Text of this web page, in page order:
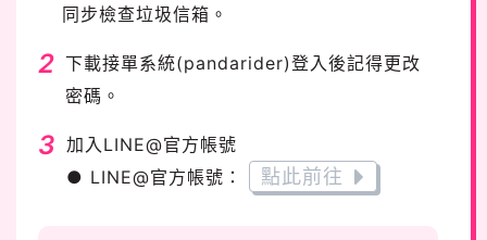
同步檢查垃圾信箱。
2 下載接單系統(pandarider)登入後記得更改
密碼。
3 加入LINE@官方帳號
● LINE@官方帳號：
點此前往